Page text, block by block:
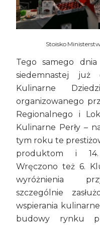
Stoisko
Tego samego
siedemnastej już
Kulinarne
organizowanego
Regionalnego i
Kulinarne Perły –
tym roku te
produktom i 14.
Wręczono też 6.
wyróżnienia
szczególnie
wspierania
budowy rynku